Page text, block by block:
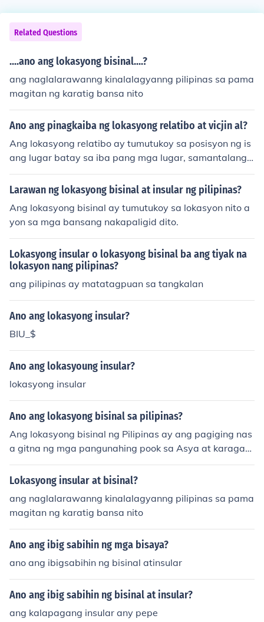
Related Questions
....ano ang lokasyong bisinal....?
ang naglalarawanng kinalalagyanng pilipinas sa pama
magitan ng karatig bansa nito
Ano ang pinagkaiba ng lokasyong relatibo at vicjin al?
Ang lokasyong relatibo ay tumutukoy sa posisyon ng is
ang lugar batay sa iba pang mga lugar, samantalang
ang lokasyong bisinal ay nakatuon sa mga tiyak na kat
angian ng isang lugar na nakapaligid dito. Halimbawa,
ilaga ng isang ilog (lokasyong relatibo) at malapit sa m
ga bundok (lokasyong bisinal). Sa madaling salita, ang l
okasyong relatibo ay mas pangkalahatan, habang ang
lokasyong bisinal ay nakatuon sa mga partikular na kat
angian ng kalikasan o kapaligiran.
Larawan ng lokasyong bisinal at insular ng pilipinas?
Ang lokasyong bisinal ay tumutukoy sa lokasyon nito a
yon sa mga bansang nakapaligid dito.
Lokasyong insular o lokasyong bisinal ba ang tiyak na
lokasyon nang pilipinas?
ang pilipinas ay matatagpuan sa tangkalan
Ano ang lokasyong insular?
BIU_$
Ano ang lokasyoung insular?
lokasyong insular
Ano ang lokasyong bisinal sa pilipinas?
Ang lokasyong bisinal ng Pilipinas ay ang pagiging nas
a gitna ng mga pangunahing pook sa Asya at karagata
ng Pasipiko. Ito ay nakapuwesto sa kanlurang bahagi n
g karagatang Pasipiko, sa hilaga ng Indonesia at sa sil
nagbibigay-daan sa Pilipinas na maging mahalagang
daungan sa kalakalan at komunikasyon sa rehiyon. Buk
od dito, ang lokasyong ito ay nag-aambag din sa pagk
akaiba-iba ng kultura at impluwensya mula sa mga kal
apit na bansa.
Lokasyong insular at bisinal?
ang naglalarawanng kinalalagyanng pilipinas sa pama
magitan ng karatig bansa nito
Ano ang ibig sabihin ng mga bisaya?
ano ang ibigsabihin ng bisinal atinsular
Ano ang ibig sabihin ng bisinal at insular?
ang kalapagang insular any pepe